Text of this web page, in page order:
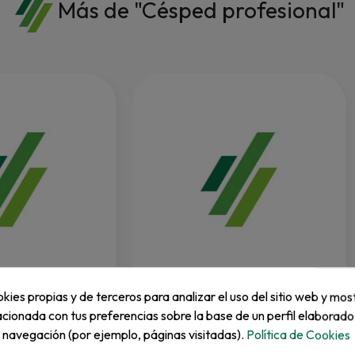
Más de "Césped profesional"
Actuator Piñón
propias y de terceros para analizar el uso del sitio web y
con tus preferencias sobre la base de un perfil
(por ejemplo, páginas visitadas). Política de Cookies